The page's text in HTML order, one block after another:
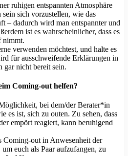
ruhigen entspannten Atmosphäre
sich vorzustellen, wie das
– dadurch wird man entspannter und
ist es wahrscheinlicher, dass es
nimmt.
verwenden möchtest, und halte es
für ausschweifende Erklärungen in
gar nicht bereit sein.
Coming-out helfen?
bei dem/der Berater*in
es ist, sich zu outen. Zu sehen, dass
empört reagiert, kann beruhigend
Coming-out in Anwesenheit der
euch als Paar aufzufangen, zu